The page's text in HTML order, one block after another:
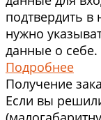
подтвердить в
нужно
данные о
Подробнее
Получение
Если вы